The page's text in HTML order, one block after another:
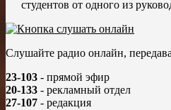
студентов от одного из
Слушайте радио онлайн,
23-103 - прямой эфир
20-133 - рекламный отдел
27-107 - редакция